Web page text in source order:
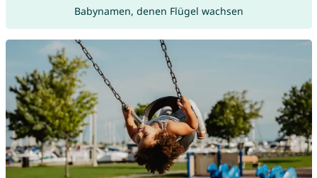
Babynamen, denen Flügel wachsen